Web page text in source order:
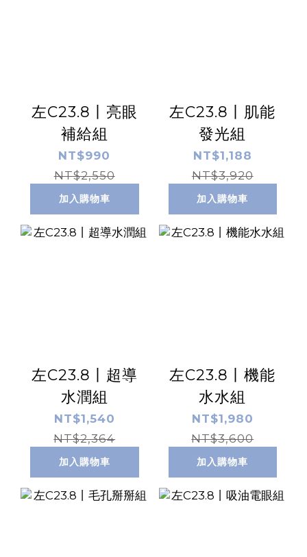
左C23.8丨亮眼
補給組
NT$990
NT$2,550
加入購物車
左C23.8丨肌能
發光組
NT$1,188
NT$3,920
加入購物車
左C23.8丨超導
水潤組
NT$1,540
NT$2,364
加入購物車
左C23.8丨機能
水水組
NT$1,980
NT$3,600
加入購物車